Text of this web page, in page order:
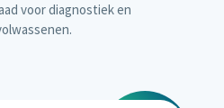
voor diagnostiek en